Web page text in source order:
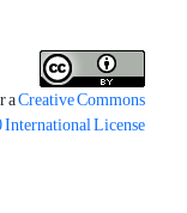
aCreative Commons
License